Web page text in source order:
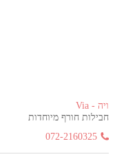
ויה - Via
חבילות חורף מיוחדות
072-2160325